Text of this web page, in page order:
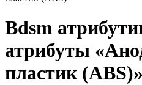
Bdsm
атрибуты
пластик (ABS)»